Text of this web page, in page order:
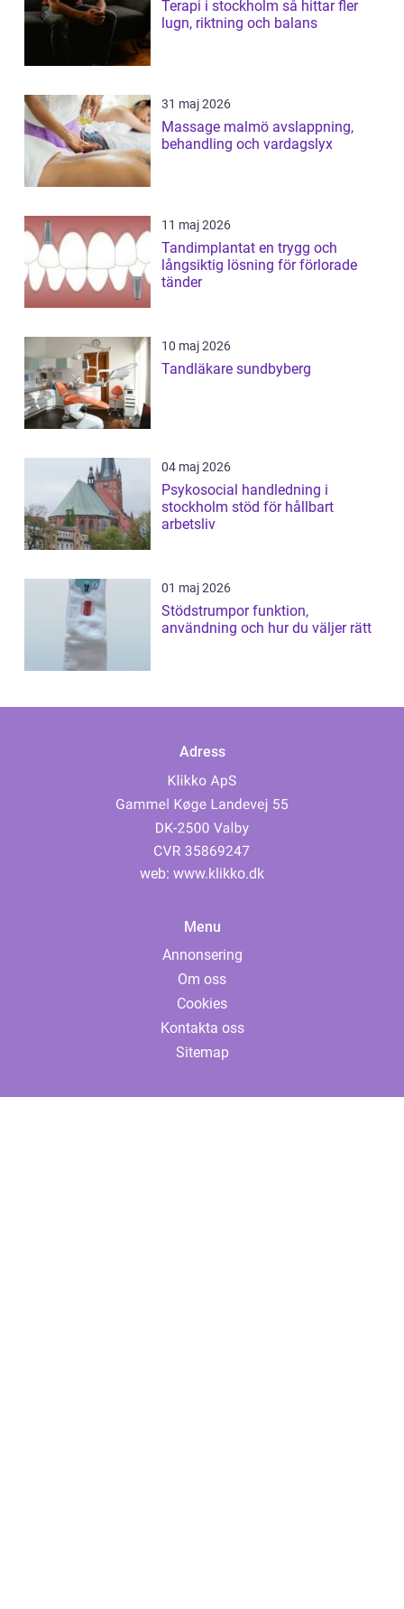
Terapi i stockholm så hittar fler
lugn, riktning och balans
31 maj 2026
Massage malmö avslappning,
behandling och vardagslyx
11 maj 2026
Tandimplantat en trygg och
långsiktig lösning för förlorade
tänder
10 maj 2026
Tandläkare sundbyberg
04 maj 2026
Psykosocial handledning i
stockholm stöd för hållbart
arbetsliv
01 maj 2026
Stödstrumpor funktion,
användning och hur du väljer rätt
Adress
web: www.klikko.dk
Menu
Annonsering
Om oss
Cookies
Kontakta oss
Sitemap